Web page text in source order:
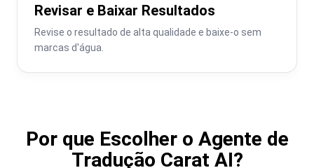
Revisar e Baixar Resultados
Revise o resultado de alta qualidade e baixe-o sem
marcas d'água.
Por que Escolher o Agente de
Tradução Carat AI?